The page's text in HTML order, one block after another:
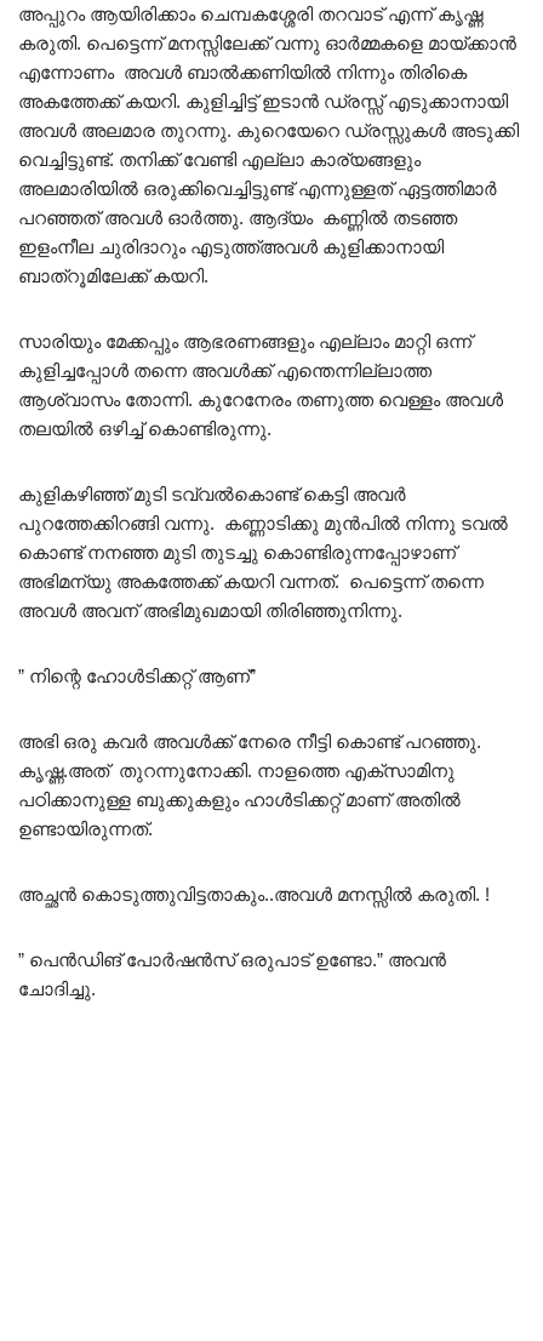
അപ്പുറം ആയിരിക്കാം ചെമ്പകശ്ശേരി തറവാട് എന്ന് കൃഷ്ണ
കരുതി. പെട്ടെന്ന് മനസ്സിലേക്ക് വന്നു ഓർമ്മകളെ മായ്ക്കാൻ
എന്നോണം അവൾ ബാൽക്കണിയിൽ നിന്നും തിരികെ
അകത്തേക്ക് കയറി. കുളിച്ചിട്ട് ഇടാൻ ഡ്രസ്സ് എടുക്കാനായി
അവൾ അലമാര തുറന്നു. കുറെയേറെ ഡ്രസ്സുകൾ അടുക്കി
വെച്ചിട്ടുണ്ട്. തനിക്ക് വേണ്ടി എല്ലാ കാര്യങ്ങളും
അലമാരിയിൽ ഒരുക്കിവെച്ചിട്ടുണ്ട് എന്നുള്ളത് ഏട്ടത്തിമാർ
പറഞ്ഞത് അവൾ ഓർത്തു. ആദ്യം കണ്ണിൽ തടഞ്ഞ
ഇളംനീല ചുരിദാറും എടുത്ത്അവൾ കുളിക്കാനായി
ബാത്റൂമിലേക്ക് കയറി.
സാരിയും മേക്കപ്പും ആഭരണങ്ങളും എല്ലാം മാറ്റി ഒന്ന്
കുളിച്ചപ്പോൾ തന്നെ അവൾക്ക് എന്തെന്നില്ലാത്ത
ആശ്വാസം തോന്നി. കുറേനേരം തണുത്ത വെള്ളം അവൾ
തലയിൽ ഒഴിച്ച് കൊണ്ടിരുന്നു.
കുളികഴിഞ്ഞ് മുടി ടവ്വൽകൊണ്ട് കെട്ടി അവർ
പുറത്തേക്കിറങ്ങി വന്നു. കണ്ണാടിക്കു മുൻപിൽ നിന്നു ടവൽ
കൊണ്ട് നനഞ്ഞ മുടി തുടച്ചു കൊണ്ടിരുന്നപ്പോഴാണ്
അഭിമന്യു അകത്തേക്ക് കയറി വന്നത്. പെട്ടെന്ന് തന്നെ
അവൾ അവന് അഭിമുഖമായി തിരിഞ്ഞുനിന്നു.
” നിന്റെ ഹോൾടിക്കറ്റ് ആണ്”
അഭി ഒരു കവർ അവൾക്ക് നേരെ നീട്ടി കൊണ്ട് പറഞ്ഞു.
കൃഷ്ണ.അത് തുറന്നുനോക്കി. നാളത്തെ എക്സാമിനു
പഠിക്കാനുള്ള ബുക്കുകളും ഹാൾടിക്കറ്റ് മാണ് അതിൽ
ഉണ്ടായിരുന്നത്.
അച്ഛൻ കൊടുത്തുവിട്ടതാകും..അവൾ മനസ്സിൽ കരുതി. !
” പെൻഡിങ് പോർഷൻസ് ഒരുപാട് ഉണ്ടോ.” അവൻ
ചോദിച്ചു.